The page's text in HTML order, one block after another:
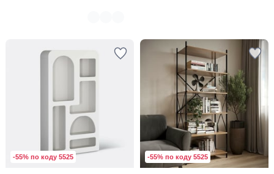
-55% по коду 5525 -55% по коду 5525